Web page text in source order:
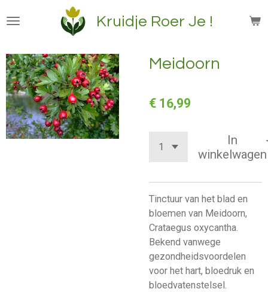
direct
de
hoofdinhoud
Kruidje Roer Je !
Meidoorn
€ 16,99
In
winkelwagen
Tinctuur van het blad en
bloemen van Meidoorn,
Crataegus oxycantha.
Bekend vanwege
gezondheidsvoordelen
voor het hart, bloedruk en
bloedvatenstelsel.